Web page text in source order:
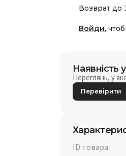
Возврат до
Войди,
Наявність
Переглянь, у
Перевірити
ID товара: